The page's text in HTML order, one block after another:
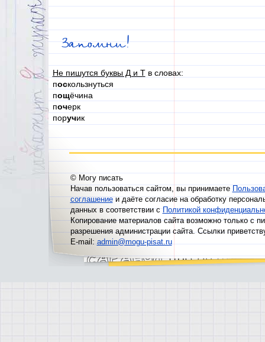
Запомни!
Не пишутся буквы Д и Тв словах:
поскользнуться
пощёчина
почерк
поручик
© Могу писать
Начав пользоваться сайтом, вы принимаете
соглашениеи даёте согласие на обработку
данных в соответствии сПолитикой
Копирование материалов сайта возможно только с
разрешения администрации сайта. Ссылки
E-mail:admin@mogu-pisat.ru